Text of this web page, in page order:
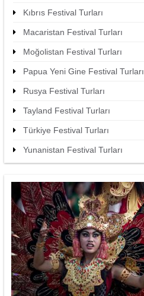
Kıbrıs Festival Turları
Macaristan Festival Turları
Moğolistan Festival Turları
Papua Yeni Gine Festival Turları
Rusya Festival Turları
Tayland Festival Turları
Türkiye Festival Turları
Yunanistan Festival Turları